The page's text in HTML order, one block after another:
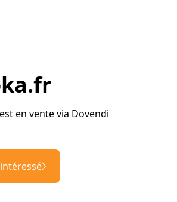
en vente via Dovendi